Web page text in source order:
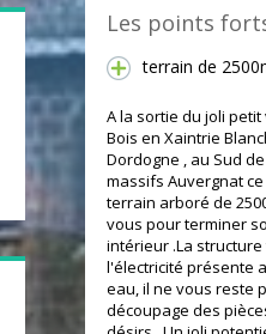
Les points
terrain de
A la sortie du joli petit
Bois en Xaintrie
Dordogne , au Sud
massifs Auvergnat
terrain arboré de
vous pour terminer
intérieur .La
l'électricité présente
eau, il ne vous reste
découpage des